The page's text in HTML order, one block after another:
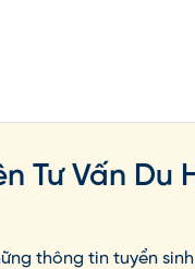
học bổng
trình
Tư Vấn Du
thông tin tuyển